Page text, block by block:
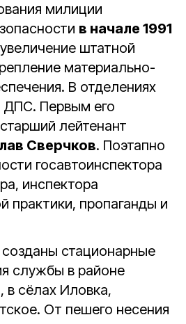
милиции
в начале 1991
штатной
материально-
В отделениях
ДПС. Первым его
лейтенант
Сверчков. Поэтапно
госавтоинспектора
инспектора
практики, пропаганды и
стационарные
службы в районе
в сёлах Иловка,
От пешего несения